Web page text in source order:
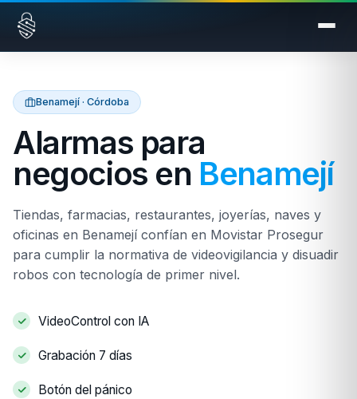
Saltar al contenido
Benamejí · Córdoba
Alarmas para
negocios en Benamejí
Tiendas, farmacias, restaurantes, joyerías, naves y
oficinas en Benamejí confían en Movistar Prosegur
para cumplir la normativa de videovigilancia y disuadir
robos con tecnología de primer nivel.
VideoControl con IA
Grabación 7 días
Botón del pánico